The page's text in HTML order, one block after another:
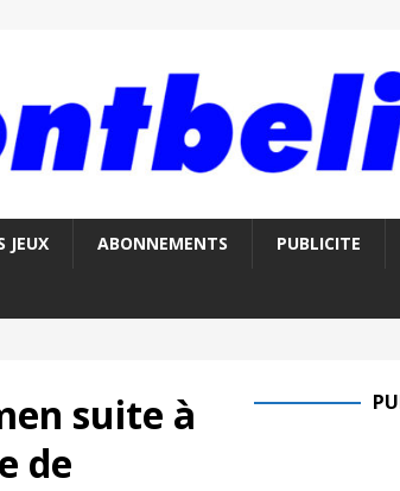
JEUX ABONNEMENTS PUBLICITE
suite à
de